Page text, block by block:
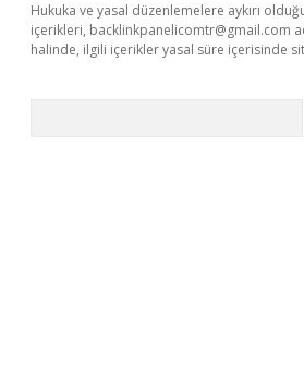
Hukuka ve yasal düzenlemelere aykırı
içerikleri, backlinkpanelicomtr@gmail.com
halinde, ilgili içerikler yasal süre içerisinde